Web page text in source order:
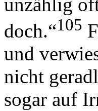
unzählig
doch.“105
und
nicht
sogar auf